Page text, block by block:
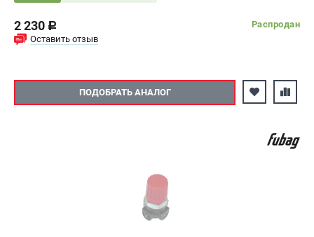
2 230 c
Распродан
Оставить отзыв
ПОДОБРАТЬ АНАЛОГ